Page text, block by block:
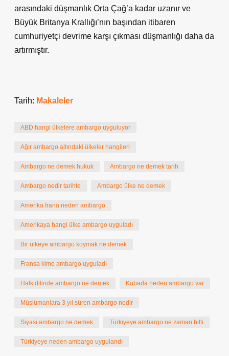
arasındaki düşmanlık Orta Çağ’a kadar uzanır ve
Büyük Britanya Krallığı’nın başından itibaren
cumhuriyetçi devrime karşı çıkması düşmanlığı daha da
artırmıştır.
Tarih: Makaleler
ABD hangi ülkelere ambargo uyguluyor
Ağır ambargo altındaki ülkeler hangileri
Ambargo ne demek hukuk Ambargo ne demek tarih
Ambargo nedir tarihte Ambargo ülke ne demek
Amerika İrana neden ambargo
Amerikaya hangi ülke ambargo uyguladı
Bir ülkeye ambargo koymak ne demek
Fransa kime ambargo uyguladı
Halk dilinde ambargo ne demek Kübada neden ambargo var
Müslümanlara 3 yıl süren ambargo nedir
Siyasi ambargo ne demek Türkiyeye ambargo ne zaman bitti
Türkiyeye neden ambargo uygulandı